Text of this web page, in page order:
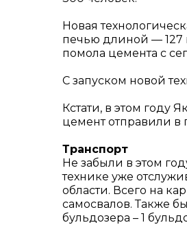
Новая
печью длиной — 127
помола цемента с
С запуском новой
Кстати, в этом году
цемент отправили в
Транспорт
Не забыли в этом
технике уже
области. Всего на
самосвалов. Также
бульдозера – 1